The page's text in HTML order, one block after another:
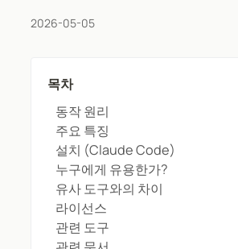
2026-05-05
목차
동작 원리
주요 특징
설치 (Claude Code)
누구에게 유용한가?
유사 도구와의 차이
라이선스
관련 도구